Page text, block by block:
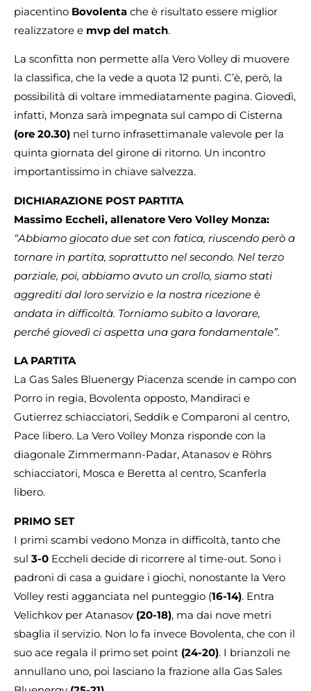
piacentino Bovolenta che è risultato essere miglior
realizzatore e mvp del match.
La sconfitta non permette alla Vero Volley di muovere
la classifica, che la vede a quota 12 punti. C’è, però, la
possibilità di voltare immediatamente pagina. Giovedì,
infatti, Monza sarà impegnata sul campo di Cisterna
(ore 20.30) nel turno infrasettimanale valevole per la
quinta giornata del girone di ritorno. Un incontro
importantissimo in chiave salvezza.
DICHIARAZIONE POST PARTITA
Massimo Eccheli, allenatore Vero Volley Monza:
“Abbiamo giocato due set con fatica, riuscendo però a
tornare in partita, soprattutto nel secondo. Nel terzo
parziale, poi, abbiamo avuto un crollo, siamo stati
aggrediti dal loro servizio e la nostra ricezione è
andata in difficoltà. Torniamo subito a lavorare,
perché giovedì ci aspetta una gara fondamentale”.
LA PARTITA
La Gas Sales Bluenergy Piacenza scende in campo con
Porro in regia, Bovolenta opposto, Mandiraci e
Gutierrez schiacciatori, Seddik e Comparoni al centro,
Pace libero. La Vero Volley Monza risponde con la
diagonale Zimmermann-Padar, Atanasov e Röhrs
schiacciatori, Mosca e Beretta al centro, Scanferla
libero.
PRIMO SET
I primi scambi vedono Monza in difficoltà, tanto che
sul 3-0 Eccheli decide di ricorrere al time-out. Sono i
padroni di casa a guidare i giochi, nonostante la Vero
Volley resti agganciata nel punteggio (16-14). Entra
Velichkov per Atanasov (20-18), ma dai nove metri
sbaglia il servizio. Non lo fa invece Bovolenta, che con il
suo ace regala il primo set point (24-20). I brianzoli ne
annullano uno, poi lasciano la frazione alla Gas Sales